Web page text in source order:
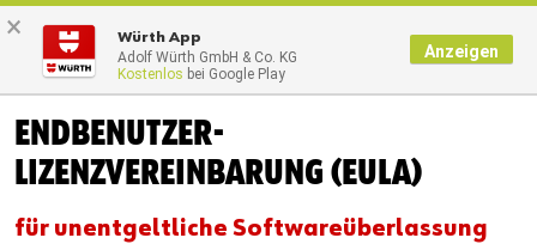
Deutsch
Startseite
ENDBENUTZER-
LIZENZVEREINBARUNG (EULA)
für unentgeltliche Softwareüberlassung
× Würth App
Adolf Würth GmbH & Co. KG
Kostenlos bei Google Play
Anzeigen